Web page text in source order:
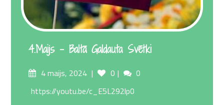
4.maijs – Baltā Galdauta Svētki
Posted4 maijs, 2024 0 Comments
0
https://youtu.be/c_E5L292lp0